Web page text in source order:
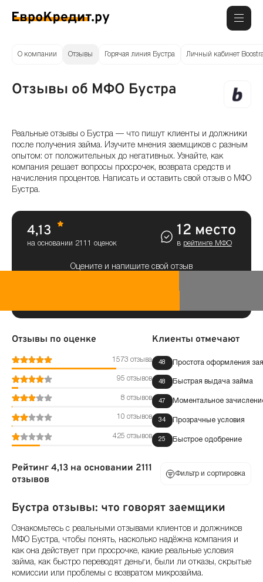
О компании Отзывы Горячая линия Бустра Личный кабинет
Отзывы об МФО Бустра
Реальные отзывы о Бустра — что пишут клиенты и должники
после получения займа. Изучите мнения заемщиков с разным
опытом: от положительных до негативных. Узнайте, как
компания решает вопросы просрочек, возврата средств и
начисления процентов. Написать и оставить свой отзыв о МФО
Бустра.
4,13
на основании 2111 оценок
12 место
в рейтинге МФО
Оцените и напишите свой отзыв
Отзывы по оценке
1573 отзыва
95 отзывов
8 отзывов
10 отзывов
425 отзывов
Клиенты отмечают
48 Простота оформления
48 Быстрая выдача займа
47 Моментальное
34 Прозрачные условия
25 Быстрое одобрение
Рейтинг 4,13 на основании 2111
отзывов
Фильтр и сортировка
По оценке
Бустра отзывы: что говорят заемщики
Ознакомьтесь с реальными отзывами клиентов и должников
МФО Бустра, чтобы понять, насколько надёжна компания и
как она действует при просрочке, какие реальные условия
займа, как быстро переводят деньги, были ли отказы, скрытые
комиссии или проблемы с возвратом микрозайма.